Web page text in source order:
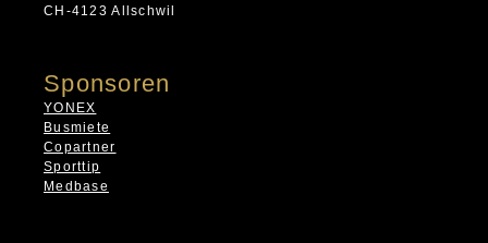
CH-4123 Allschwil
Sponsoren
YONEX
Busmiete
Copartner
Sporttip
Medbase